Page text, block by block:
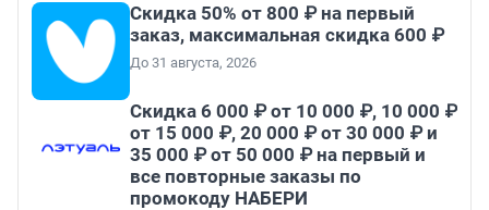
Скидка 50% от 800 ₽ на первый
заказ, максимальная скидка 600 ₽
До 31 августа, 2026
Скидка 6 000 ₽ от 10 000 ₽, 10 000 ₽
от 15 000 ₽, 20 000 ₽ от 30 000 ₽ и
35 000 ₽ от 50 000 ₽ на первый и
все повторные заказы по
промокоду НАБЕРИ